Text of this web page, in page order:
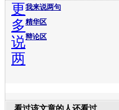
我来说两句
精华区
辩论区
更
多
说
两